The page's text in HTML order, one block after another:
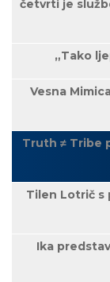
četvrti je
„Tako
Vesna
Truth ≠ Tribe
Tilen Lotrič s
Ika